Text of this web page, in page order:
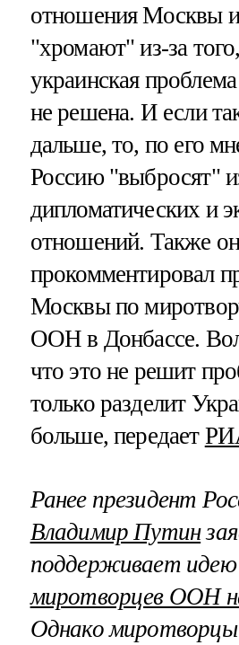
отношения Москвы
"хромают" из-за
украинская
не решена. И если
дальше, то, по его
Россию "выбросят"
дипломатических и
отношений. Также
прокомментировал
Москвы по
ООН в Донбассе.
что это не решит
только разделит
больше, передает
Ранее президент
Владимир Путин
поддерживает
миротворцев ООН
Однако